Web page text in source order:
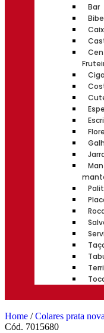
Bar
Home /Colares prata nova
Cód. 7015680